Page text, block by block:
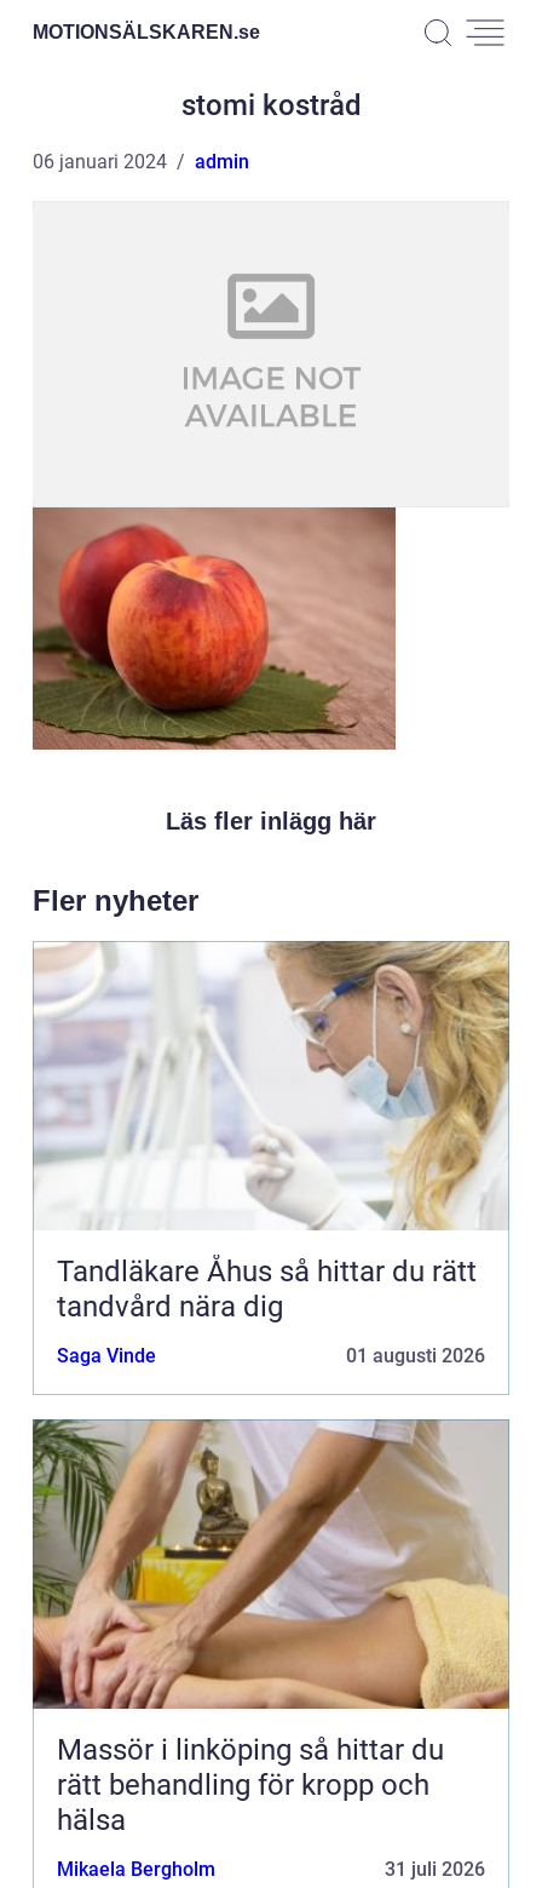
MOTIONSÄLSKAREN.se
stomi kostråd
06 januari 2024 admin
Läs fler inlägg här
Fler nyheter
Tandläkare Åhus så hittar du rätt
tandvård nära dig
Saga Vinde 01 augusti 2026
Massör i linköping så hittar du
rätt behandling för kropp och
hälsa
Mikaela Bergholm 31 juli 2026